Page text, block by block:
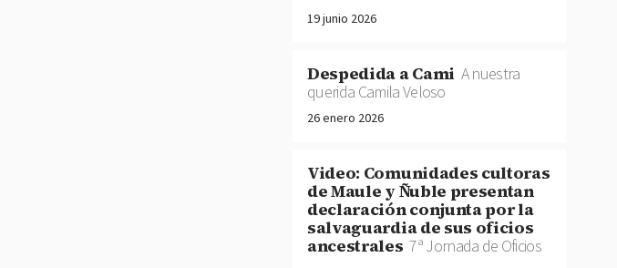
19 junio 2026
Despedida a Cami A nuestra
querida Camila Veloso
26 enero 2026
Video: Comunidades cultoras
de Maule y Ñuble presentan
declaración conjunta por la
salvaguardia de sus oficios
ancestrales 7ª Jornada de Oficios